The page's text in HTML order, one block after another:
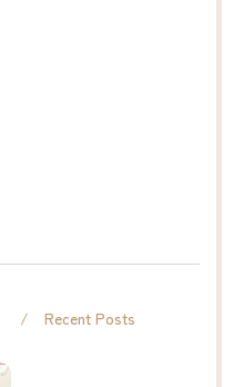
Recent Posts